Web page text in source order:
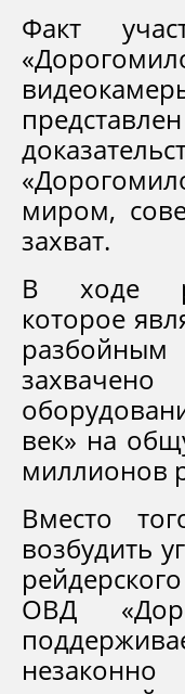
Факт
миром,
захват.
В ходе
которое
век» на
миллионов
Вместо
возбудить
ОВД